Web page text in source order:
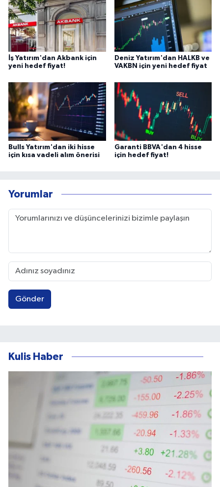
İş Yatırım'dan Akbank için
yeni hedef fiyat!
Deniz Yatırım'dan HALKB ve
VAKBN için yeni hedef fiyat
Bulls Yatırım'dan iki hisse
için kısa vadeli alım önerisi
Garanti BBVA'dan 4 hisse
için hedef fiyat!
Yorumlar
Gönder
Kulis Haber